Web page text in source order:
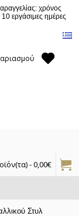
χρόνος
εργάσιμες ημέρες
- 0,00€
Στυλ